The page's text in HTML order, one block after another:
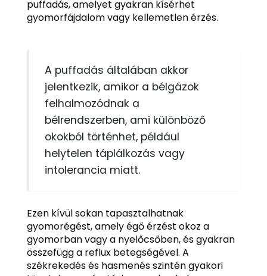
puffadás, amelyet gyakran kísérhet
gyomorfájdalom vagy kellemetlen érzés.
A puffadás általában akkor
jelentkezik, amikor a bélgázok
felhalmozódnak a
bélrendszerben, ami különböző
okokból történhet, például
helytelen táplálkozás vagy
intolerancia miatt.
Ezen kívül sokan tapasztalhatnak
gyomorégést, amely égő érzést okoz a
gyomorban vagy a nyelőcsőben, és gyakran
összefügg a reflux betegségével. A
székrekedés és hasmenés szintén gyakori